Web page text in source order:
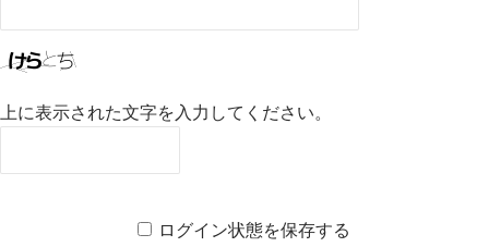
上に表示された文字を入力してください。
ログイン状態を保存する